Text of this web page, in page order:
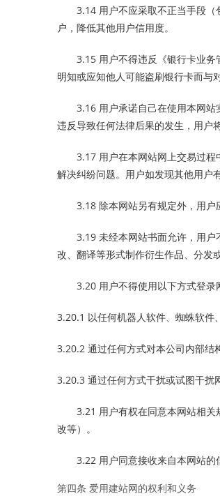
3.14 用户不应采取不正当手段
户，降低其他用户信用度。
3.15 用户不得违反《银行卡业
明知或应知他人可能盗刷银行卡而与
3.16 用户承诺自己在使用本网
违反导致任何法律后果的发生，用户
3.17 用户在本网站网上交易过
解决纠纷问题。用户如发现其他用户
3.18 除本网站另有规定外，用户
3.19 未经本网站书面允许，用
改、翻译等形式制作衍生作品、分发
3.20 用户不得使用以下方式登录
3.20.1 以任何机器人软件、蜘蛛软件
3.20.2 通过任何方式对本公司内部结
3.20.3 通过任何方式干扰或试图干扰
3.21 用户有权在同意本网站相
改等）。
3.22 用户同意接收来自本网站的
第四条 爱用建站网的权利和义务